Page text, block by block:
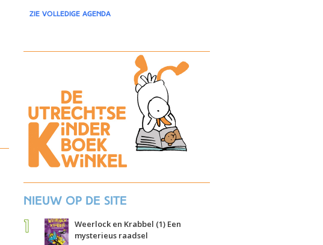
zie volledige agenda
Nieuw op de site
Weerlock en Krabbel (1) Een
mysterieus raadsel